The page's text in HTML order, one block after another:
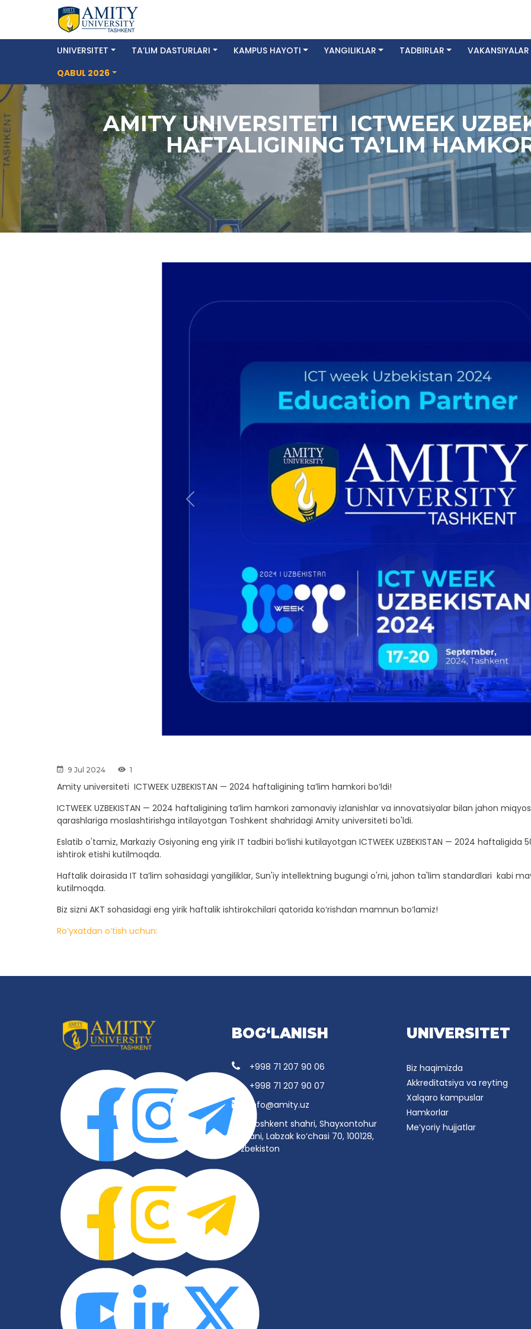
UNIVERSITET TA’LIM DASTURLARI KAMPUS HAYOTI YANGILIKLAR TADBIRLAR
VAKANSIYALAR
QABUL 2026
AMITY UNIVERSITETI ICTWEEK
HAFTALIGINING TA’LIM
Previous
9 Jul 2024 1
Amity universiteti ICTWEEK UZBEKISTAN — 2024 haftaligining ta’lim hamkori bo‘ldi!
ICTWEEK UZBEKISTAN — 2024 haftaligining ta’lim hamkori zamonaviy izlanishlar va innovatsiyalar bilan jahon
qarashlariga moslashtirishga intilayotgan Toshkent shahridagi Amity universiteti bo'ldi.
Eslatib o'tamiz, Markaziy Osiyoning eng yirik IT tadbiri bo‘lishi kutilayotgan ICTWEEK UZBEKISTAN — 2024
ishtirok etishi kutilmoqda.
Haftalik doirasida IT ta’lim sohasidagi yangiliklar, Sun'iy intellektning bugungi o'rni, jahon ta'lim standardlari kabi
kutilmoqda.
Biz sizni AKT sohasidagi eng yirik haftalik ishtirokchilari qatorida ko‘rishdan mamnun bo‘lamiz!
Ro‘yxatdan o‘tish uchun:
BOG‘LANISH
+998 71 207 90 06
+998 71 207 90 07
info@amity.uz
Toshkent shahri, Shayxontohur
tumani, Labzak ko‘chasi 70, 100128,
O‘zbekiston
UNIVERSITET
Biz haqimizda
Akkreditatsiya va reyting
Xalqaro kampuslar
Hamkorlar
Me’yoriy hujjatlar